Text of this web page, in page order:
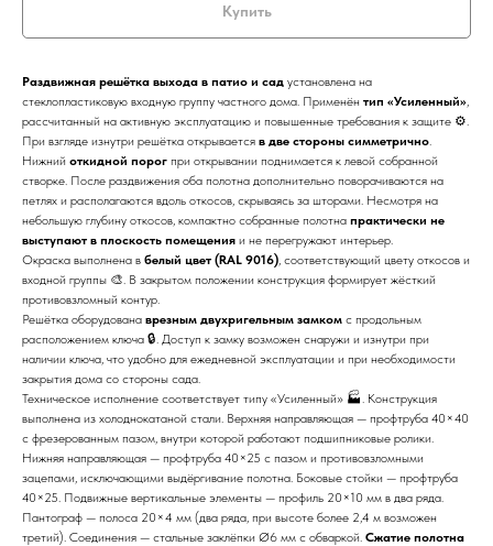
Купить
Раздвижная решётка выхода в патио и сад установлена на
стеклопластиковую входную группу частного дома. Применён тип «Усиленный»,
рассчитанный на активную эксплуатацию и повышенные требования к защите ⚙️.
При взгляде изнутри решётка открывается в две стороны симметрично.
Нижний откидной порог при открывании поднимается к левой собранной
створке. После раздвижения оба полотна дополнительно поворачиваются на
петлях и располагаются вдоль откосов, скрываясь за шторами. Несмотря на
небольшую глубину откосов, компактно собранные полотна практически не
выступают в плоскость помещения и не перегружают интерьер.
Окраска выполнена в белый цвет (RAL 9016), соответствующий цвету откосов и
входной группы 🎨. В закрытом положении конструкция формирует жёсткий
противовзломный контур.
Решётка оборудована врезным двухригельным замком с продольным
расположением ключа 🔒. Доступ к замку возможен снаружи и изнутри при
наличии ключа, что удобно для ежедневной эксплуатации и при необходимости
закрытия дома со стороны сада.
Техническое исполнение соответствует типу «Усиленный» 🏭. Конструкция
выполнена из холоднокатаной стали. Верхняя направляющая — профтруба 40×40
с фрезерованным пазом, внутри которой работают подшипниковые ролики.
Нижняя направляющая — профтруба 40×25 с пазом и противовзломными
зацепами, исключающими выдёргивание полотна. Боковые стойки — профтруба
40×25. Подвижные вертикальные элементы — профиль 20×10 мм в два ряда.
Пантограф — полоса 20×4 мм (два ряда, при высоте более 2,4 м возможен
третий). Соединения — стальные заклёпки Ø6 мм с обваркой. Сжатие полотна